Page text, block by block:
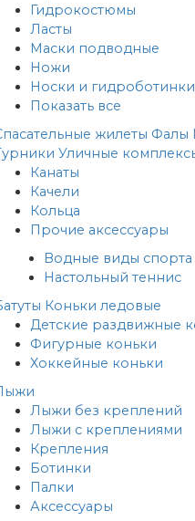
Гидрокостюмы
Ласты
Маски подводные
Ножи
Носки и гидроботинки
Показать все
жилеты Фалы
Уличные
Канаты
Качели
Кольца
Прочие аксессуары
Водные виды спорта
Настольный теннис
Коньки ледовые
Детские раздвижные
Фигурные коньки
Хоккейные коньки
Лыжи без креплений
Лыжи с креплениями
Крепления
Ботинки
Палки
Аксессуары